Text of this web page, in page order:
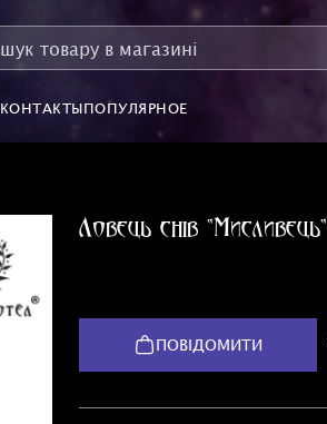
КОНТАКТЫПОПУЛЯРНОЕ
Ловець снів "Мисливець"
ПОВІДОМИТИ